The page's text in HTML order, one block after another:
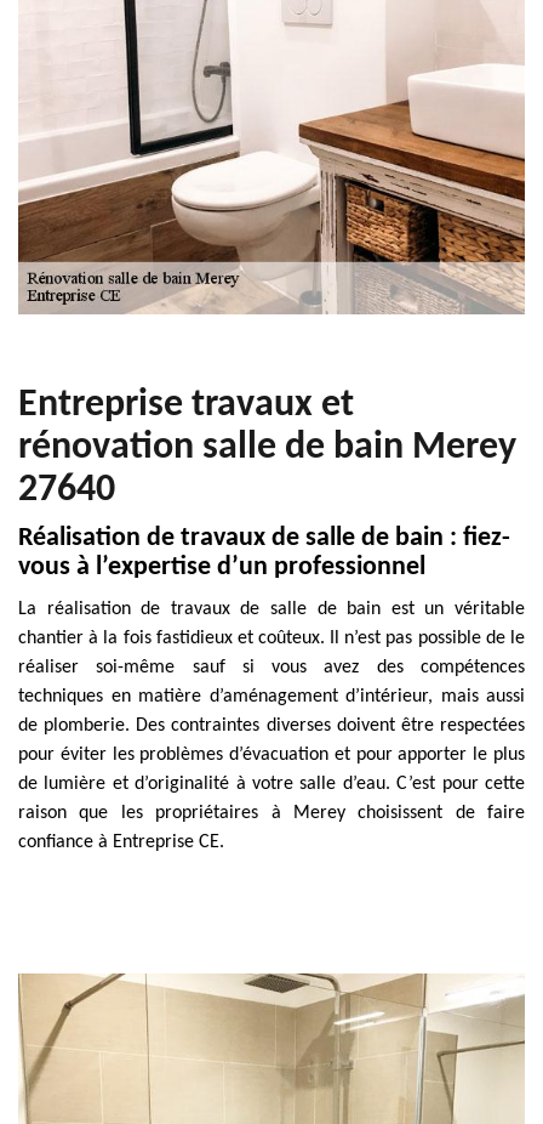
Entreprise travaux et
rénovation salle de bain Merey
27640
Réalisation de travaux de salle de bain : fiez-
vous à l’expertise d’un professionnel
La réalisation de travaux de salle de bain est un véritable
chantier à la fois fastidieux et coûteux. Il n’est pas possible de le
réaliser soi-même sauf si vous avez des compétences
techniques en matière d’aménagement d’intérieur, mais aussi
de plomberie. Des contraintes diverses doivent être respectées
pour éviter les problèmes d’évacuation et pour apporter le plus
de lumière et d’originalité à votre salle d’eau. C’est pour cette
raison que les propriétaires à Merey choisissent de faire
confiance à Entreprise CE.